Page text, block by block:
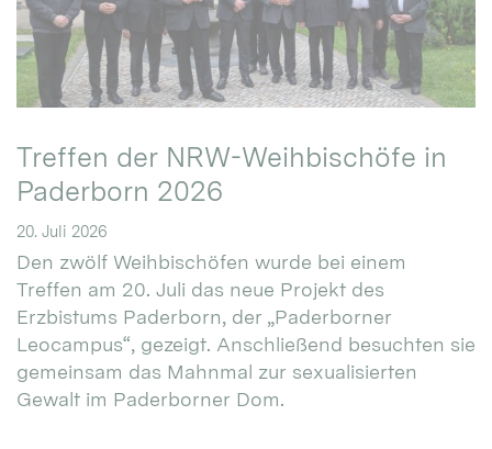
Treffen der NRW-Weihbischöfe in
Paderborn 2026
20. Juli 2026
Den zwölf Weihbischöfen wurde bei einem
Treffen am 20. Juli das neue Projekt des
Erzbistums Paderborn, der „Paderborner
Leocampus“, gezeigt. Anschließend besuchten sie
gemeinsam das Mahnmal zur sexualisierten
Gewalt im Paderborner Dom.